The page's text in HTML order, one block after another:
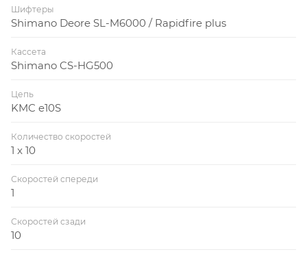
Шифтеры
Shimano Deore SL-M6000 / Rapidfire plus
Кассета
Shimano CS-HG500
Цепь
KMC e10S
Количество скоростей
1 x 10
Скоростей спереди
1
Скоростей сзади
10